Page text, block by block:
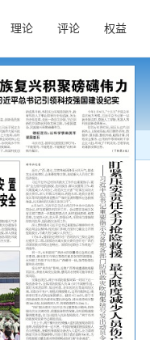
理论 评论 权益